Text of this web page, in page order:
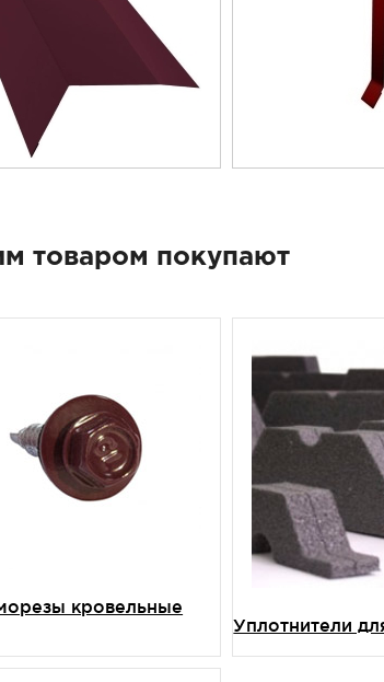
товаром покупают
кровельные
Уплотнители